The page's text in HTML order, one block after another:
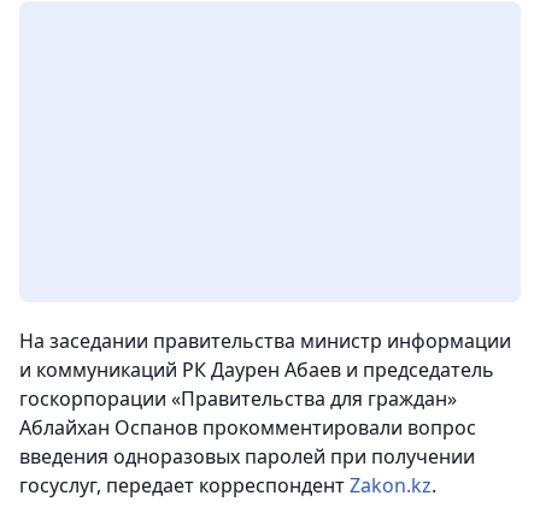
На заседании правительства министр информации
и коммуникаций РК Даурен Абаев и председатель
госкорпорации «Правительства для граждан»
Аблайхан Оспанов прокомментировали вопрос
введения одноразовых паролей при получении
госуслуг, передает корреспондентZakon.kz.